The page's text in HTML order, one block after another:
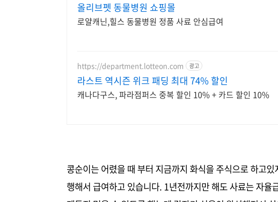
올리브펫 동물병원 쇼핑몰
로얄캐닌,힐스 동물병원 정품 사료 안심급여
https://department.lotteon.com 광고
라스트 역시즌 위크 패딩 최대 74% 할인
캐나다구스, 파라점퍼스 중복 할인 10% + 카드 할인 10%
콩순이는 어렸을 때 부터 지금까지 화식을 주식으로 하고
행해서 급여하고 있습니다. 1년전까지만 해도 사료는 자율